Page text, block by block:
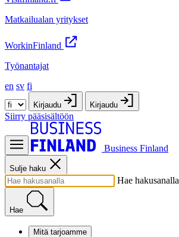
Matkailualan yritykset
WorkinFinland
Työnantajat
en sv fi
Kirjaudu Kirjaudu
Siirry pääsisältöön
Business Finland
Sulje haku
Hae hakusanalla
Hae
Mitä tarjoamme